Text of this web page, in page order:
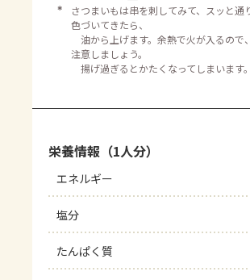
＊
さつまいもは串を刺してみて、スッと通
色づいてきたら、
油から上げます。余熱で火が入るので
注意しましょう。
揚げ過ぎるとかたくなってしまいます。
栄養情報（1人分）
エネルギー
塩分
たんぱく質